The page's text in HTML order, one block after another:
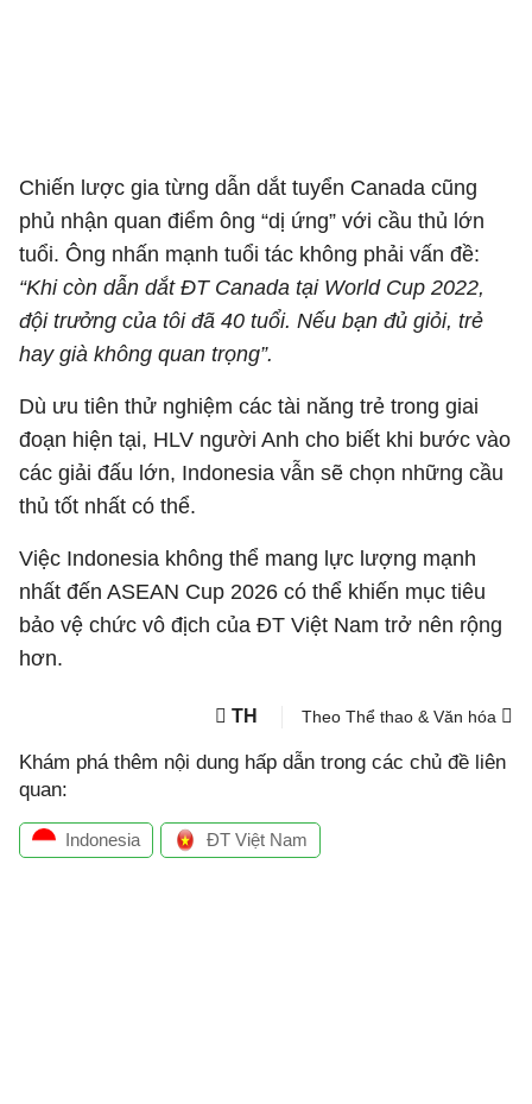
Chiến lược gia từng dẫn dắt tuyển Canada cũng
phủ nhận quan điểm ông “dị ứng” với cầu thủ lớn
tuổi. Ông nhấn mạnh tuổi tác không phải vấn đề:
“Khi còn dẫn dắt ĐT Canada tại World Cup 2022,
đội trưởng của tôi đã 40 tuổi. Nếu bạn đủ giỏi, trẻ
hay già không quan trọng”.
Dù ưu tiên thử nghiệm các tài năng trẻ trong giai
đoạn hiện tại, HLV người Anh cho biết khi bước vào
các giải đấu lớn, Indonesia vẫn sẽ chọn những cầu
thủ tốt nhất có thể.
Việc Indonesia không thể mang lực lượng mạnh
nhất đến ASEAN Cup 2026 có thể khiến mục tiêu
bảo vệ chức vô địch của ĐT Việt Nam trở nên rộng
hơn.
TH Theo Thể thao & Văn hóa
Khám phá thêm nội dung hấp dẫn trong các chủ đề liên
quan:
Indonesia ĐT Việt Nam